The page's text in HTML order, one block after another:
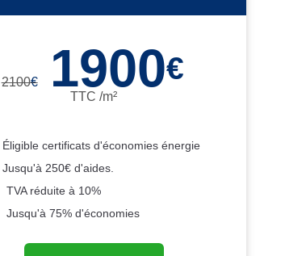
2100€ 1900€
TTC /m²
Éligible certificats d'économies énergie
Jusqu'à 250€ d'aides.
TVA réduite à 10%
Jusqu'à 75% d'économies